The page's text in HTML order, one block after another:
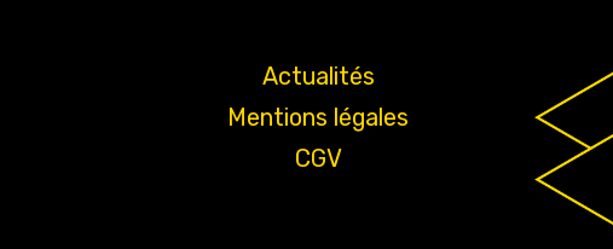
Actualités
Mentions légales
CGV